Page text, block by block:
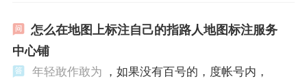
怎么在地图上标注自己的指路人地图标注服务
中心铺
年轻敢作敢为 ，如果没有百号的，度帐号内，